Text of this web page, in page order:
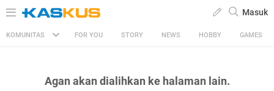
Masuk
KOMUNITAS FOR YOU STORY NEWS HOBBY GAMES
Agan akan dialihkan ke halaman lain.